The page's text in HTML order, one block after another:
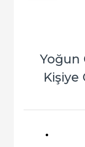
Yoğun
Kişiye